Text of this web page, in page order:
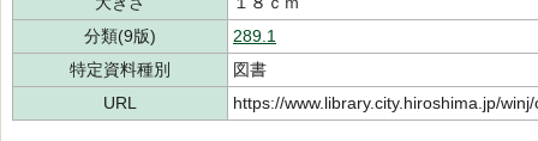
分類(9版)
289.1
特定資料種別
図書
URL
https://www.library.city.hiroshima.jp/